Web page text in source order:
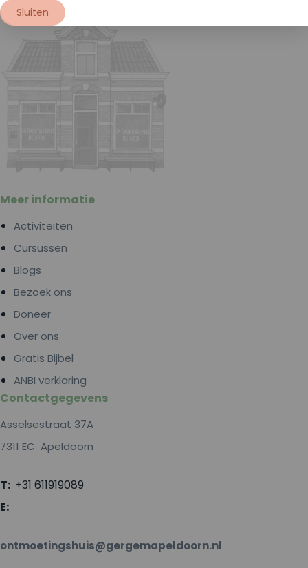
Meer informatie
Activiteiten
Cursussen
Blogs
Bezoek ons
Doneer
Over ons
Gratis Bijbel
ANBI verklaring
Contactgegevens
Asselsestraat 37A
7311 EC Apeldoorn
T: +31 611919089
E:
ontmoetingshuis@gergemapeldoorn.nl
Sluiten